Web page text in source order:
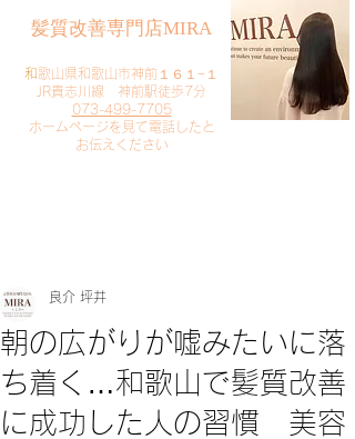
​髪質改善専門店MIRA
​和歌山県和歌山市神前１６１−１
JR貴志川線 神前駅徒歩7分
073-499-7705
​ホームページを見て電話したと
お伝えください
朝の広がりが嘘みたいに落
ち着く…和歌山で髪質改善
に成功した人の習慣 美容
良介 坪井